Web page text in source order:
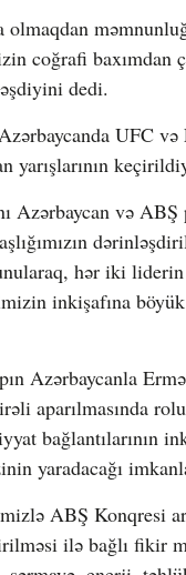
olmaqdan
coğrafi baxımdan
dedi.
UFC
yarışlarının
Azərbaycan və
hər iki liderin
inkişafına
Azərbaycanla
aparılmasında
bağlantılarının
yaradacağı
ABŞ Konqresi
ilə bağlı fikir